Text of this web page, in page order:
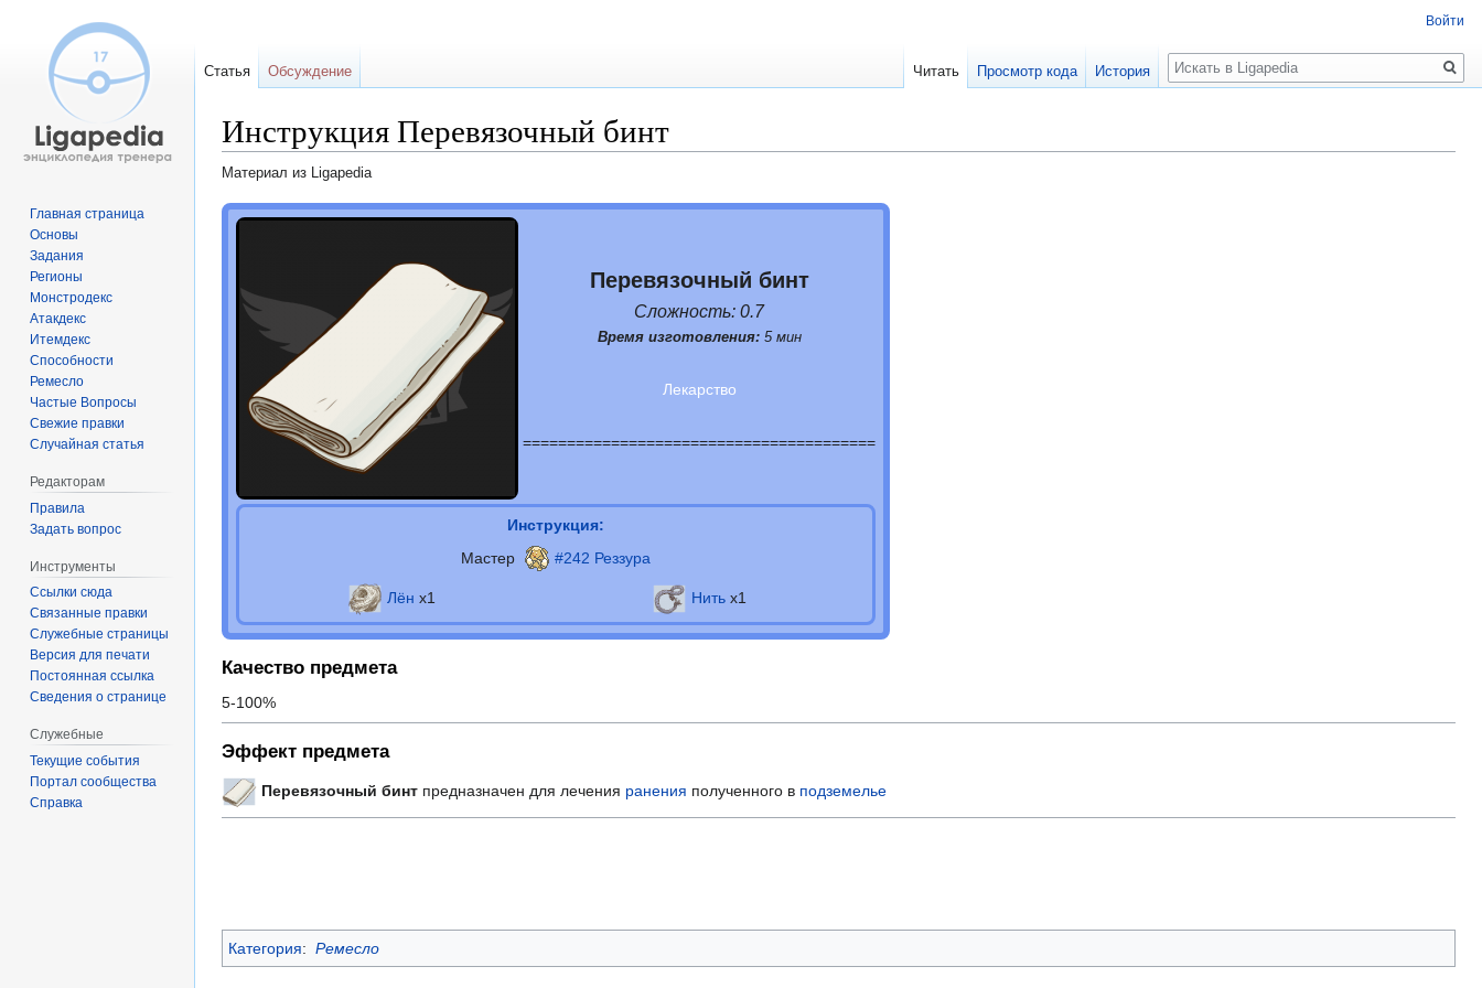
Инструкция Перевязочный бинт
Материал из Ligapedia
Перейти
Перейти
Перевязочный бинт
Сложность: 0.7
Время изготовления:5 мин
Лекарство
========================================
Инструкция:
Мастер
#242 Реззура
Лён х1 Нить х1
Качество предмета
5-100%
Эффект предмета
Перевязочный бинт предназначен для лечения ранения полученного в подземелье
Категория: Ремесло
Войти
Статья Обсуждение Читать Просмотр кода История
Поиск
Главная страница
Основы
Задания
Регионы
Монстродекс
Атакдекс
Итемдекс
Способности
Ремесло
Частые Вопросы
Свежие правки
Случайная статья
Редакторам
Правила
Задать вопрос
Инструменты
Ссылки сюда
Связанные правки
Служебные страницы
Версия для печати
Постоянная ссылка
Сведения о странице
Служебные
Текущие события
Портал сообщества
Справка